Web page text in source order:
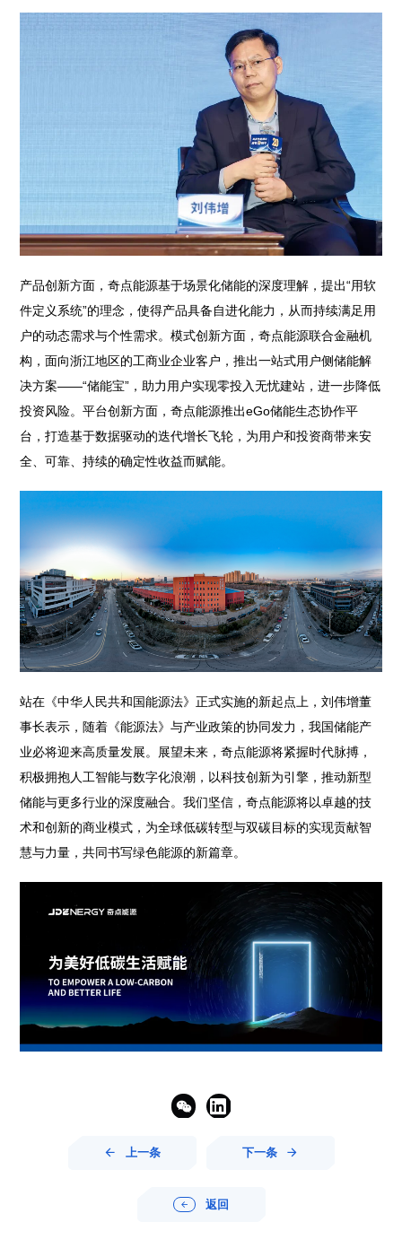
 返回
产品创新方面，奇点能源基于场景化储能的深度理解，提出“用软
件定义系统”的理念，使得产品具备自进化能力，从而持续满足用
户的动态需求与个性需求。模式创新方面，奇点能源联合金融机
构，面向浙江地区的工商业企业客户，推出一站式用户侧储能解
决方案——“储能宝”，助力用户实现零投入无忧建站，进一步降低
投资风险。平台创新方面，奇点能源推出eGo储能生态协作平
台，打造基于数据驱动的迭代增长飞轮，为用户和投资商带来安
全、可靠、持续的确定性收益而赋能。
站在《中华人民共和国能源法》正式实施的新起点上，刘伟增董
事长表示，随着《能源法》与产业政策的协同发力，我国储能产
业必将迎来高质量发展。展望未来，奇点能源将紧握时代脉搏，
积极拥抱人工智能与数字化浪潮，以科技创新为引擎，推动新型
储能与更多行业的深度融合。我们坚信，奇点能源将以卓越的技
术和创新的商业模式，为全球低碳转型与双碳目标的实现贡献智
慧与力量，共同书写绿色能源的新篇章。
 
 上一条 下一条 